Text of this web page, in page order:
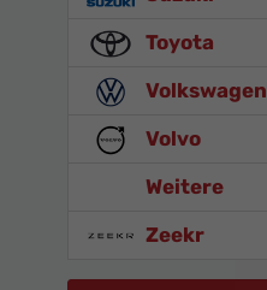
Toyota
Volkswagen
Volvo
Weitere
Zeekr